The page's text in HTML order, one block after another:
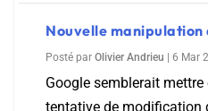
Nouvelle
Posté par Olivier Andrieu 6 Mar
Google semblerait
tentative de modification